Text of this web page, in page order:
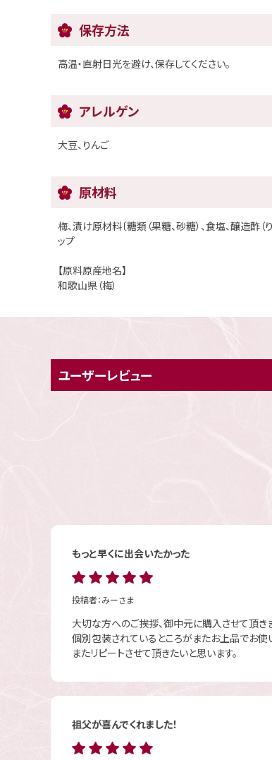
保存方法
高温・直射日光を避け、保存してください。
アレルゲン
大豆、りんご
原材料
梅、漬け原材料〔糖類（果糖、砂糖）、食塩、醸造酢
ップ
【原料原産地名】
和歌山県（梅）
ユーザーレビュー
もっと早くに出会いたかった
投稿者：みーさま
大切な方へのご挨拶、御中元に購入させて頂き
個別包装されているところがまたお上品でお使
またリピートさせて頂きたいと思います。
祖父が喜んでくれました！